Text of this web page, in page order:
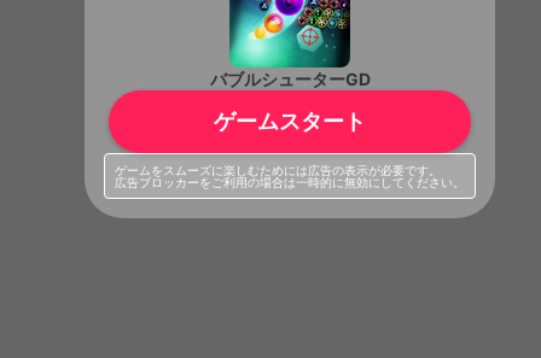
バブルシューターGD
ゲームスタート
ゲームをスムーズに楽しむためには広告の表示が必要です。
広告ブロッカーをご利用の場合は一時的に無効にしてください。